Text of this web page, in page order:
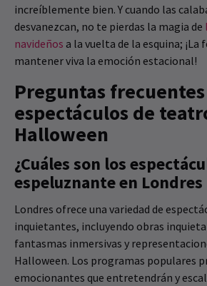
increíblemente bien. Y cuando las
desvanezcan, no te pierdas la magia de
navideños a la vuelta de la esquina;
mantener viva la emoción estacional!
Preguntas
espectáculos de
Halloween
¿Cuáles son los
espeluznante en Londres
Londres ofrece una variedad de
inquietantes, incluyendo obras
fantasmas inmersivas y
Halloween. Los programas populares
emocionantes que entretendrán y